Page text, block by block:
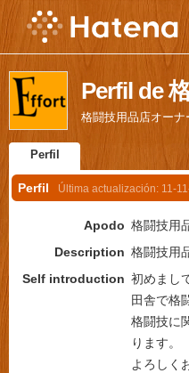
Perfil de
格闘技用品店オーナ
Perfil
Perfil Última actualización: 11-
Apodo 格闘技用
Description 格闘技用
Self introduction 初めまし
田舎で格
格闘技に
ります。
よろしく